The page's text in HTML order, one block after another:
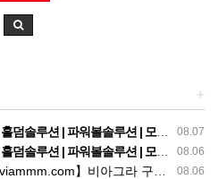
+
08.07
루션 | 파워볼솔루션 | 모아솔루션
08.06
루션 | 파워볼솔루션 | 모아솔루션
08.06
그라 구입 정품비아그라 시알리스발기부전